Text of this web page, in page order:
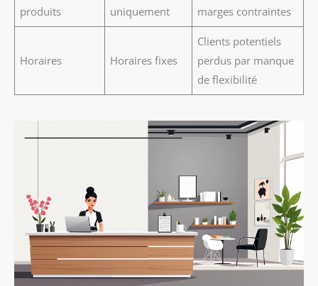
produits
uniquement
marges contraintes
Horaires Horaires fixes
Clients potentiels
perdus par manque
de flexibilité